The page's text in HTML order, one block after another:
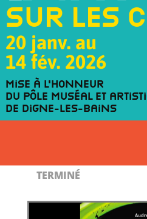
Sur les
20 janv. au
14 fév. 2026
Mise à l'honneur
du Pôle muséal et
de Digne-les-Bains